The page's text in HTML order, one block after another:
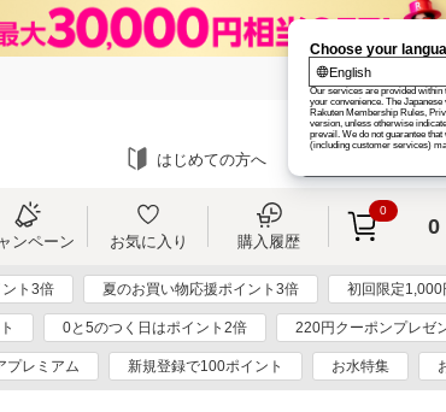
はじめての方へ
ンペーン お気に入り 購入履歴
0
0
ト3倍 夏のお買い物応援ポイント3倍 初回限定1,000
0と5のつく日はポイント2倍 220円クーポンプレゼ
プレミアム 新規登録で100ポイント お水特集